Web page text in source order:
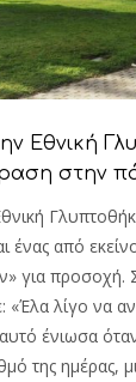
Εθνική
στην
ένας από
για προσοχή.
«Έλα λίγο να
ένιωσα
της ημέρας,